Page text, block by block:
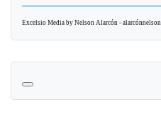
Excelsio Media by Nelson Alarcón - alarcónnelson